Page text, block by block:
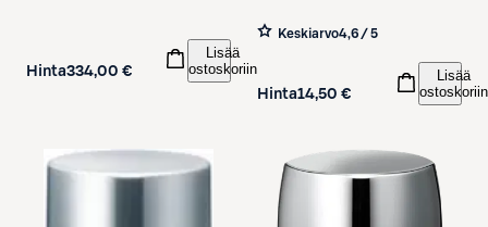
Hinta334,00 €
Lisää
ostoskoriin
Keskiarvo4,6 / 5
Hinta14,50 €
Lisää
ostoskoriin